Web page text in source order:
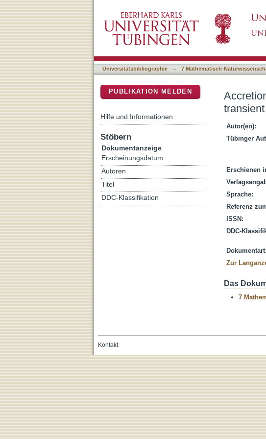
Accretion disc by Roche lobe
Universitätsbibliographie → 7 Mathematisch-
Autor(en):
Tübinger
Erschienen
Sprache:
Referenz
ISSN:
DDC-
Dokumentart:
Zur
Das
7
PUBLIKATION MELDEN
Hilfe und Informationen
Stöbern
Dokumentanzeige
Erscheinungsdatum
Autoren
Titel
DDC-Klassifikation
Kontakt